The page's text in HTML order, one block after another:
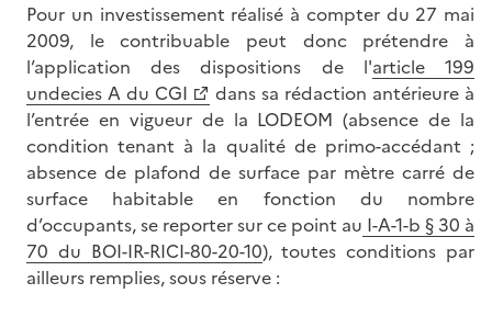
Pour un investissement réalisé à compter du 27 mai
2009, le contribuable peut donc prétendre à
l’application des dispositions de l'article 199
undecies A du CGI
dans sa rédaction antérieure à
l’entrée en vigueur de la LODEOM (absence de la
condition tenant à la qualité de primo-accédant ;
absence de plafond de surface par mètre carré de
surface habitable en fonction du nombre
d’occupants, se reporter sur ce point au I-A-1-b § 30 à
70 du BOI-IR-RICI-80-20-10), toutes conditions par
ailleurs remplies, sous réserve :